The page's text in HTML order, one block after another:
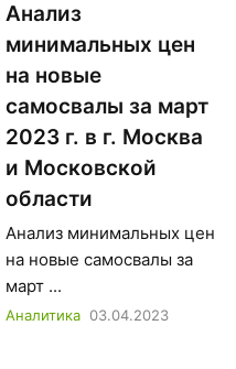
Анализ
минимальных цен
на новые
самосвалы за март
2023 г. в г. Москва
и Московской
области
Анализ минимальных цен
на новые самосвалы за
март ...
Аналитика 03.04.2023